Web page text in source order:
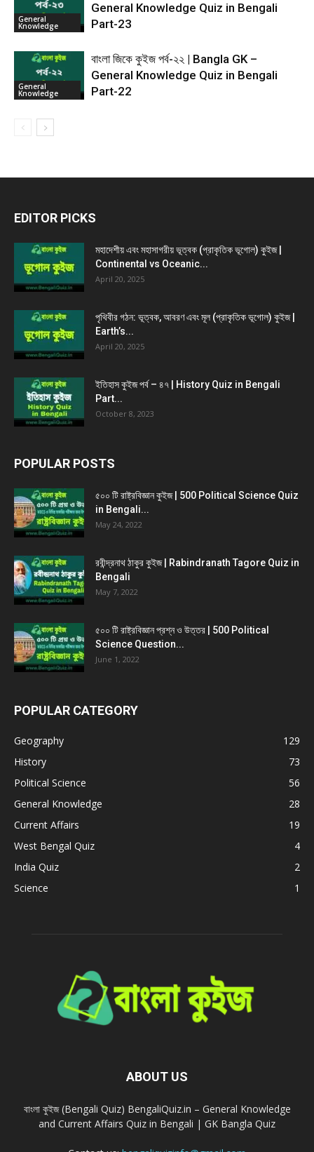
General
Knowledge
General Knowledge Quiz in Bengali
Part-23
General
Knowledge
বাংলা জিকে কুইজ পর্ব-২২ | Bangla GK –
General Knowledge Quiz in Bengali
Part-22
EDITOR PICKS
মহাদেশীয় এবং মহাসাগরীয় ভূত্বক (প্রাকৃতিক ভূগোল) কুইজ |
Continental vs Oceanic...
April 20, 2025
পৃথিবীর গঠন: ভূত্বক, আবরণ এবং মূল (প্রাকৃতিক ভূগোল) কুইজ |
Earth’s...
April 20, 2025
ইতিহাস কুইজ পর্ব – ৪৭ | History Quiz in Bengali
Part...
October 8, 2023
POPULAR POSTS
৫০০ টি রাষ্ট্রবিজ্ঞান কুইজ | 500 Political Science Quiz
in Bengali...
May 24, 2022
রবীন্দ্রনাথ ঠাকুর কুইজ | Rabindranath Tagore Quiz in
Bengali
May 7, 2022
৫০০ টি রাষ্ট্রবিজ্ঞান প্রশ্ন ও উত্তর | 500 Political
Science Question...
June 1, 2022
POPULAR CATEGORY
Geography
129
History
73
Political Science
56
General Knowledge
28
Current Affairs
19
West Bengal Quiz
4
India Quiz
2
Science
1
ABOUT US
বাংলা কুইজ (Bengali Quiz) BengaliQuiz.in – General Knowledge
and Current Affairs Quiz in Bengali | GK Bangla Quiz